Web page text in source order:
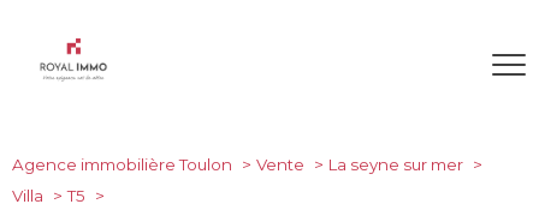
Agence immobilière Toulon Vente
La seyne sur mer
Villa
T5